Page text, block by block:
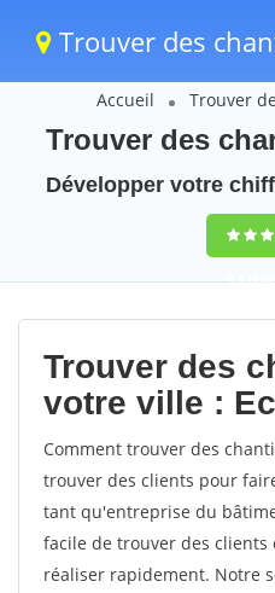
Trouver des
Accueil Trouver
Trouver des
Développer votre
9,5
Trouver des
votre ville :
Comment trouver des
trouver des clients pour
tant qu'entreprise du
facile de trouver des
réaliser rapidement. Notre